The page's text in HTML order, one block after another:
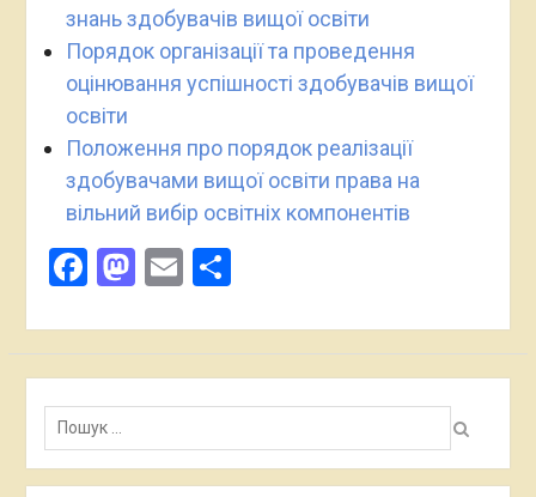
знань здобувачів вищої освіти
Порядок організації та проведення
оцінювання успішності здобувачів вищої
освіти
Положення про порядок реалізації
здобувачами вищої освіти права на
вільний вибір освітніх компонентів
Facebook
Mastodon
EmailПоділитися
Пошук: